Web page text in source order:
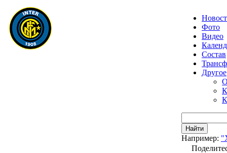
Фото
Видео
Состав
Другое
Найти
Например: